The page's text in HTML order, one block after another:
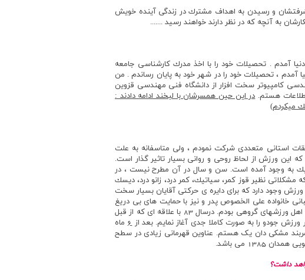
و رسيدن به اهداف مشترك در زندگي آينده خويش
به آنچه كه در نظر دارند خواهند رسيد .......
خانم حسن وند شروع كرديم مونا حسن وند هستم متولد سال 1364، در تهران به دنيا آمدم . تحصيلات خود را با اخذ مدرك كارشناسي جامعه
آقاي خازنه خود را اينگونه معرفي مي كند : سال 1364 در شهر ايلام به دنيا آمدم ، تحصيلات خود را در شهر خود به پايان رساندم . من
و همين دليل آشنايي ما بود كه در سال 1391 ازدواج كنيم .سال 1392 در رشته مهندسي كامپيوتر سخت افزار از دانشگاه فني مهندسي قزوين
هستم.در اين حين همسرشان با لبخند ادامه دادند :
ميكردم)
استاني متعددي شركت نمودم ، ولي متاسفانه به علت
اين ورزش از لحاظ روحي و رواني بسيار تاثير گذار است.
به وجود آمده است. سن و سال در آن مطرح نيست ، در
نظير قوز كمر،‌ سياتيك، كمر درد،‌ زانو درد، ديسك
وجود دارد كه براي دايره ي حركتي آقايان بسيار سخت
خانواده علي الخصوص پدر و نيز با حمايت هاي بي دريغ
همسرم موفق به اخذ مدرك مربيگري رشته پيلاتس شدم. آقاي خازنه در جواب اين گونه مي گويد: درگذشته كم وبيش اهل ورزشهاي گروهي بودم. درسال 83 با علاقه اي كه از قبل
جودو را به صورت كاملا جدي آغاز نمايم. بعد از6ماه
مشکي دان يک هستم. عناوين قهرماني زيادي در سطح
مي باشد.
داشت؟